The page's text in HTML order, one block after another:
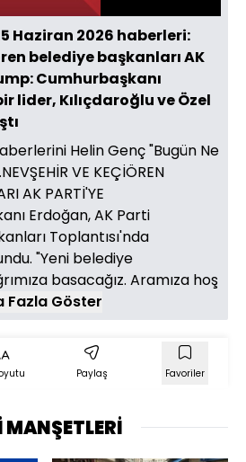
Hızı
Haziran 2026 haberleri:
belediye başkanları AK
Cumhurbaşkanı
lider, Kılıçdaroğlu ve Özel
Helin Genç "Bugün Ne
VE KEÇİÖREN
AK PARTİ'YE
Erdoğan, AK Parti
Toplantısı'nda
"Yeni belediye
basacağız. Aramıza hoş
Fazla Göster
Paylaş Favoriler
MANŞETLERİ